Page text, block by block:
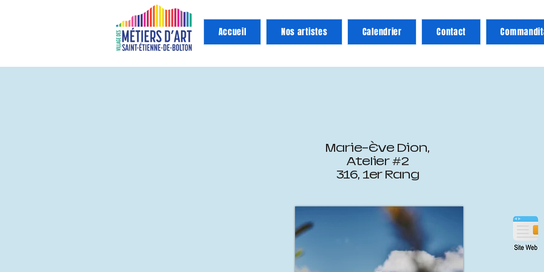
Accueil Nos artistes Calendrier Contact
Marie-Ève Dion,
Atelier #2
316, 1er Rang